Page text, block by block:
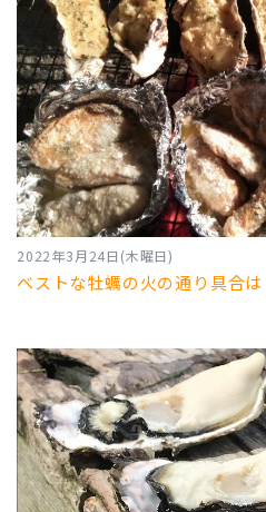
2022年3月24日(木曜日)
ベストな牡蠣の火の通り具合